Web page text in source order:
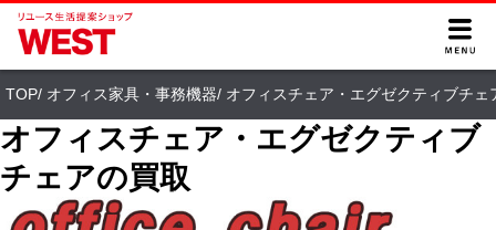
TOP/ オフィス家具・事務機器/ オフィスチェア・エグゼクティブチェ
オフィスチェア・エグゼクティブ
チェアの買取